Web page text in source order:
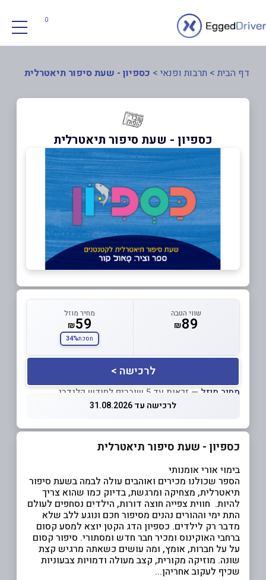
0
דף הבית > תרבות ופנאי > כספיון - שעת סיפור תיאטרלית
כספיון - שעת סיפור תיאטרלית
שווי הטבה
₪89
מחיר מוזל
₪59
חסכת34%
לרכישה >
מחיר מוזל — זכאות עד 5 שוברים לחודש קלנדרי
לרכישה עד 31.08.2026
כספיון - שעת סיפור תיאטרלית
בימוי אורי אומנותי
הספר שכולנו מכירים ואוהבים עולה לבמה בשעת סיפור
תיאטרלית, מצחיקה ומרגשת, בדיוק כמו שהוא צריך
להיות. חווית צפייה חוצה דורות, הילדים נסחפים לעולם
התת ימי וההורים נהנים מסיפור חכם ונוגע ללב שלא
מדבר רק לילדים. כספיון הדג הקטן יוצא למסע קסום
ברחבי האוקינוס ומכיר חבר חדש ומסתורי. סיפור קסום
על על חברות, אומץ, ומה עושים כשאתה מרגיש קצת
שונה. מוזיקה מקורית, קצב מעולה ודמויות צבעוניות
שכיף לעקוב אחריהן...